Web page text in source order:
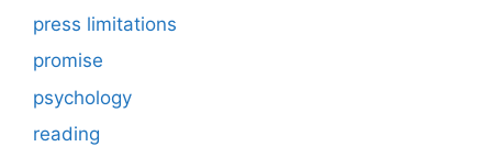
press limitations
promise
psychology
reading